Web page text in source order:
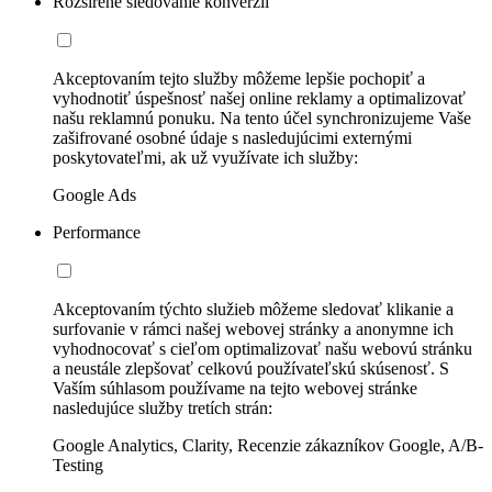
Akceptovaním tejto služby môžeme lepšie pochopiť a
vyhodnotiť úspešnosť našej online reklamy a optimalizovať
našu reklamnú ponuku. Na tento účel synchronizujeme Vaše
zašifrované osobné údaje s nasledujúcimi externými
poskytovateľmi, ak už využívate ich služby:
Google Ads
Performance
Akceptovaním týchto služieb môžeme sledovať klikanie a
surfovanie v rámci našej webovej stránky a anonymne ich
vyhodnocovať s cieľom optimalizovať našu webovú stránku
a neustále zlepšovať celkovú používateľskú skúsenosť. S
Vaším súhlasom používame na tejto webovej stránke
nasledujúce služby tretích strán:
Google Analytics, Clarity, Recenzie zákazníkov Google, A/B-
Testing